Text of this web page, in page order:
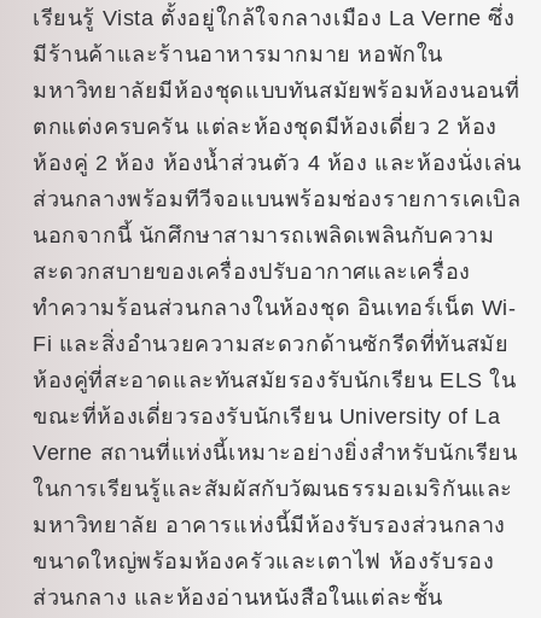
เรียนรู้ Vista ตั้งอยู่ใกล้ใจกลางเมือง La Verne ซึ่ง
มีร้านค้าและร้านอาหารมากมาย หอพักใน
มหาวิทยาลัยมีห้องชุดแบบทันสมัยพร้อมห้องนอนที่
ตกแต่งครบครัน แต่ละห้องชุดมีห้องเดี่ยว 2 ห้อง
ห้องคู่ 2 ห้อง ห้องน้ำส่วนตัว 4 ห้อง และห้องนั่งเล่น
ส่วนกลางพร้อมทีวีจอแบนพร้อมช่องรายการเคเบิล
นอกจากนี้ นักศึกษาสามารถเพลิดเพลินกับความ
สะดวกสบายของเครื่องปรับอากาศและเครื่อง
ทำความร้อนส่วนกลางในห้องชุด อินเทอร์เน็ต Wi-
Fi และสิ่งอำนวยความสะดวกด้านซักรีดที่ทันสมัย
ห้องคู่ที่สะอาดและทันสมัยรองรับนักเรียน ELS ใน
ขณะที่ห้องเดี่ยวรองรับนักเรียน University of La
Verne สถานที่แห่งนี้เหมาะอย่างยิ่งสำหรับนักเรียน
ในการเรียนรู้และสัมผัสกับวัฒนธรรมอเมริกันและ
มหาวิทยาลัย อาคารแห่งนี้มีห้องรับรองส่วนกลาง
ขนาดใหญ่พร้อมห้องครัวและเตาไฟ ห้องรับรอง
ส่วนกลาง และห้องอ่านหนังสือในแต่ละชั้น